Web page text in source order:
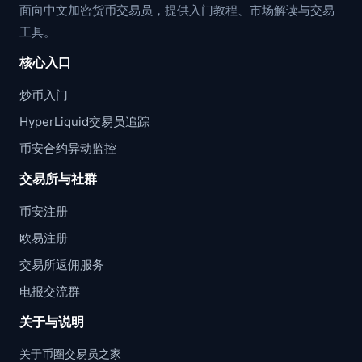
面向中文加密货币交易员，提供入门教程、市场解读与交易
工具。
核心入口
炒币入门
HyperLiquid交易员追踪
币安合约异动监控
交易所与社群
币安注册
欧易注册
交易所返佣服务
电报交流群
关于与说明
关于币圈交易员之家